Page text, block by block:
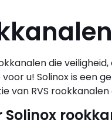
die
u! Solinox is een
van RVS